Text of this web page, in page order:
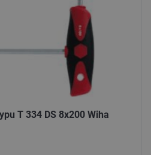
T 334 DS 8x200 Wiha